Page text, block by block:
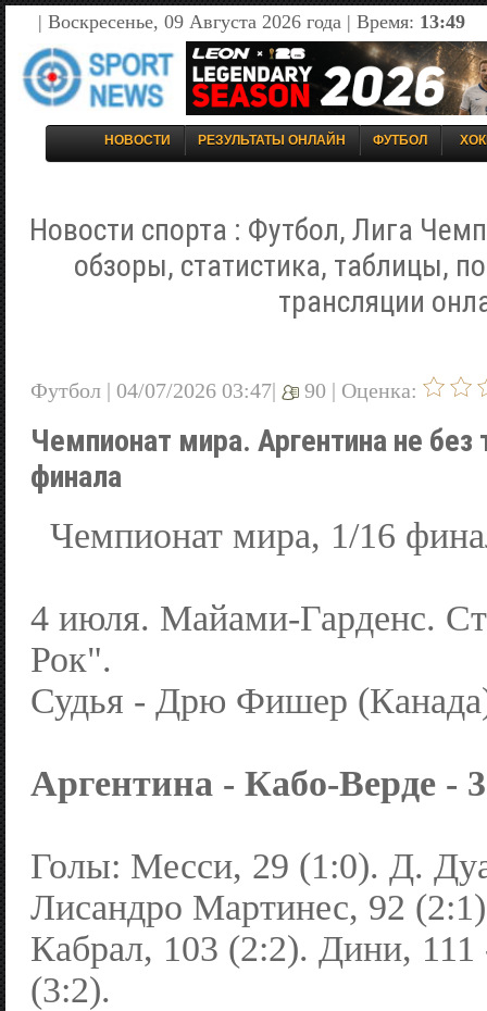
| Воскресенье, 09 Августа 2026 года | Время: 13:49
НОВОСТИ РЕЗУЛЬТАТЫ ОНЛАЙН ФУТБОЛ
Новости спорта : Футбол, Лига
обзоры, статистика, таблицы,
трансляции
Футбол | 04/07/2026 03:47| 90 | Оценка:
Чемпионат мира. Аргентина не без
финала
Чемпионат мира, 1/16
4 июля. Майами-Гарденс.
Рок".
Судья - Дрю Фишер
Аргентина - Кабо-Верде -
Голы: Месси, 29 (1:0). Д.
Лисандро Мартинес, 92
Кабрал, 103 (2:2). Дини, 111
(3:2).